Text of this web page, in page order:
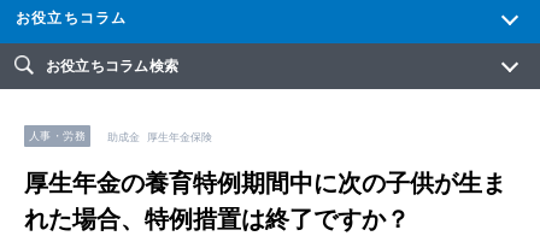
お役立ちコラム
お役立ちコラム検索
人事・労務 助成金 厚生年金保険
厚生年金の養育特例期間中に次の子供が生ま
れた場合、特例措置は終了ですか？